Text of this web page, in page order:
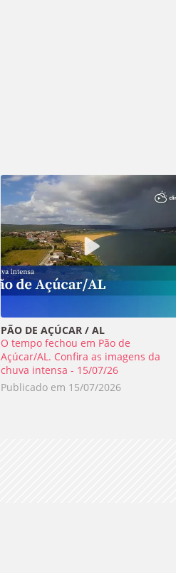
PÃO DE AÇÚCAR / AL
O tempo fechou em Pão de
Açúcar/AL. Confira as imagens da
chuva intensa - 15/07/26
Publicado em 15/07/2026